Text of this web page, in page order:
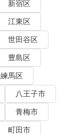
新宿区
江東区
世田谷区
豊島区
練馬区
八王子市
青梅市
町田市